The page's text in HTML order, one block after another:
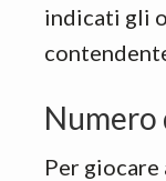
indicati gli
Numero
Per giocare